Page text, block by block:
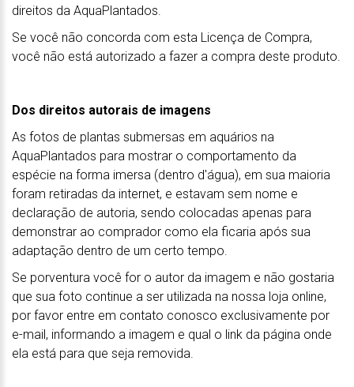
direitos da AquaPlantados.
Se você não concorda com esta Licença de Compra,
você não está autorizado a fazer a compra deste produto.
Dos direitos autorais de imagens
As fotos de plantas submersas em aquários na
AquaPlantados para mostrar o comportamento da
espécie na forma imersa (dentro d'água), em sua maioria
foram retiradas da internet, e estavam sem nome e
declaração de autoria, sendo colocadas apenas para
demonstrar ao comprador como ela ficaria após sua
adaptação dentro de um certo tempo.
Se porventura você for o autor da imagem e não gostaria
que sua foto continue a ser utilizada na nossa loja online,
por favor entre em contato conosco exclusivamente por
e-mail, informando a imagem e qual o link da página onde
ela está para que seja removida.